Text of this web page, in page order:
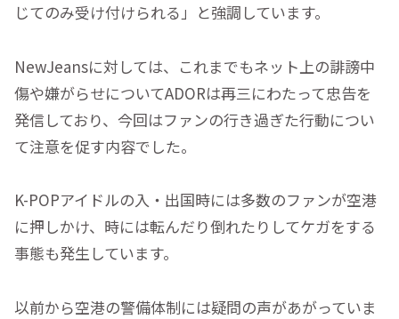
じてのみ受け付けられる」と強調しています。
NewJeansに対しては、これまでもネット上の誹謗中
傷や嫌がらせについてADORは再三にわたって忠告を
発信しており、今回はファンの行き過ぎた行動につい
て注意を促す内容でした。
K-POPアイドルの入・出国時には多数のファンが空港
に押しかけ、時には転んだり倒れたりしてケガをする
事態も発生しています。
以前から空港の警備体制には疑問の声があがっていま